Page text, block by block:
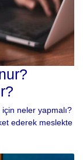
neler yapmalı?
ederek meslekte